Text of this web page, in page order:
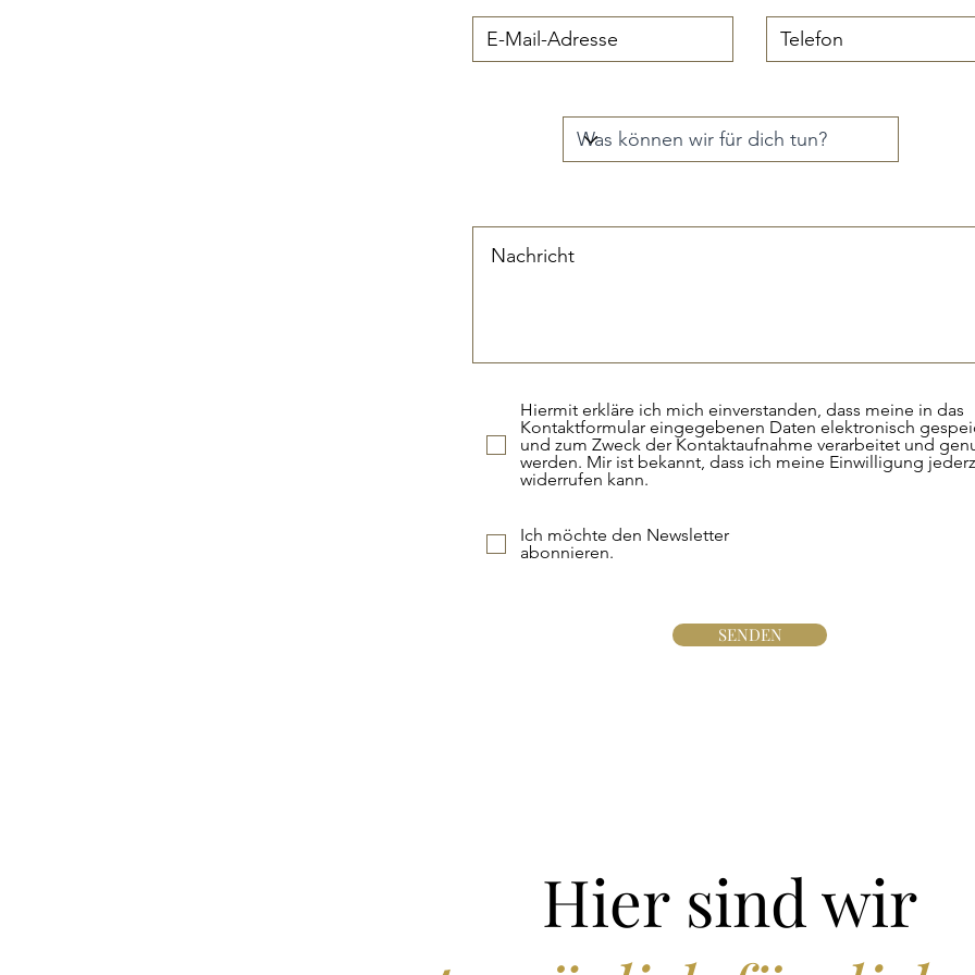
Hiermit erkläre ich mich einverstanden, dass meine in das
Kontaktformular eingegebenen Daten elektronisch
und zum Zweck der Kontaktaufnahme verarbeitet und
werden. Mir ist bekannt, dass ich meine Einwilligung
widerrufen kann.
Ich möchte den Newsletter
abonnieren.
SENDEN
Hier sind wir